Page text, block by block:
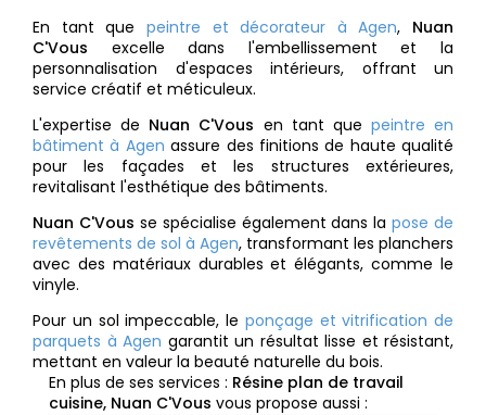
En tant que peintre et décorateur à Agen, Nuan
C'Vous excelle dans l'embellissement et la
personnalisation d'espaces intérieurs, offrant un
service créatif et méticuleux.
L'expertise de Nuan C'Vous en tant que peintre en
bâtiment à Agen assure des finitions de haute qualité
pour les façades et les structures extérieures,
revitalisant l'esthétique des bâtiments.
Nuan C'Vous se spécialise également dans lapose de
revêtements de sol à Agen, transformant les planchers
avec des matériaux durables et élégants, comme le
vinyle.
Pour un sol impeccable, le ponçage et vitrification de
parquets à Agen garantit un résultat lisse et résistant,
mettant en valeur la beauté naturelle du bois.
En plus de ses services : Résine plan de travail
cuisine, Nuan C'Vous vous propose aussi :